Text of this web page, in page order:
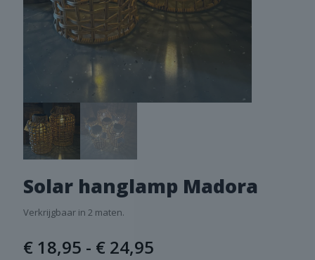
Solar hanglamp Madora
Verkrijgbaar in 2 maten.
€ 18,95 - € 24,95